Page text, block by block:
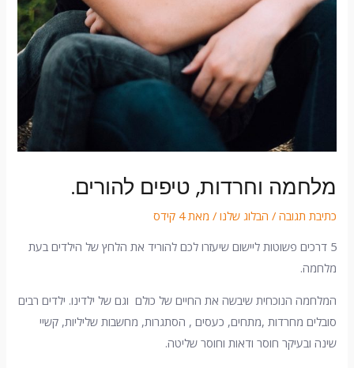
מלחמה וחרדות, טיפים להורים.
כתיבת תגובה / הבלוג שלנו / מאת4 קידס
5 דרכים פשוטות ליישום שיעזרו לכם להוריד את הלחץ של הילדים בעת
מלחמה.
המלחמה הנוכחית שיבשה את החיים של כולם וגם של ילדינו. ילדים רבים
סובלים מחרדות ,מתחים, כעסים , הסתגרות, מחשבות שליליות, קשיי
שינה ובעיקר חוסר ודאות וחוסר שליטה.